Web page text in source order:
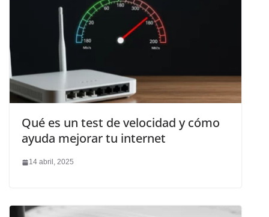
Qué es un test de velocidad y cómo
ayuda mejorar tu internet
14 abril, 2025